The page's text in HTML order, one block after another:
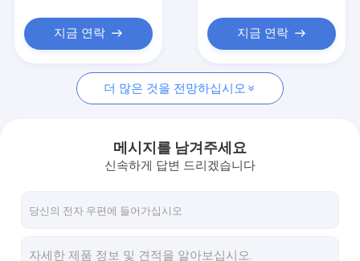
인용문을 요구하세요
IOT RFID 독자
탁상용 RFID 독자
조정 RFID 독자
지금 연락 지금 연락
더 많은 것을 전망하십시오
메시지를 남겨주세요
신속하게 답변 드리겠습니다